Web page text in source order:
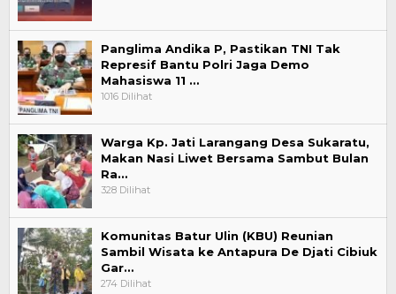
Panglima Andika P, Pastikan TNI Tak
Represif Bantu Polri Jaga Demo
Mahasiswa 11 …
1016 Dilihat
Warga Kp. Jati Larangang Desa Sukaratu,
Makan Nasi Liwet Bersama Sambut Bulan
Ra…
328 Dilihat
Komunitas Batur Ulin (KBU) Reunian
Sambil Wisata ke Antapura De Djati Cibiuk
Gar…
274 Dilihat